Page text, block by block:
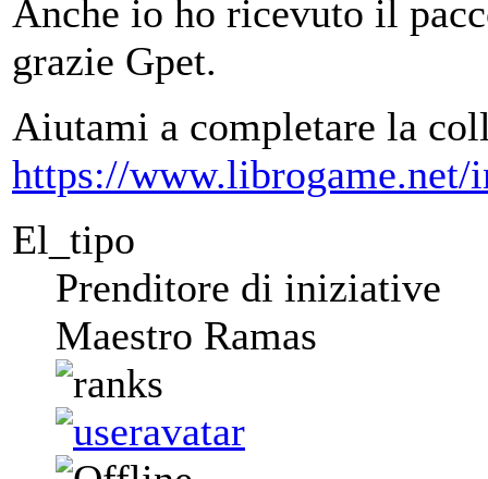
Anche io ho ricevuto il
grazie Gpet.
Aiutami a completare la
https://
El_tipo
Prenditore di iniziative
Maestro Ramas